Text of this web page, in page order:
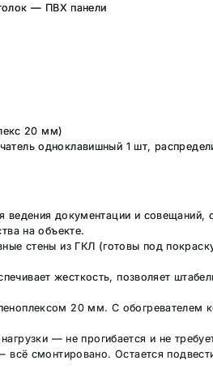
— ПВХ панели
20 мм)
одноклавишный 1 шт,
документации и совещаний,
на объекте.
стены из ГКЛ (готовы под
жесткость, позволяет
20 мм. С обогревателем
— не прогибается и не
смонтировано. Остается